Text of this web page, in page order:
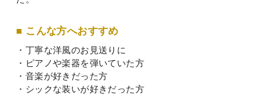
■ こんな方へおすすめ
・丁寧な洋風のお見送りに
・ピアノや楽器を弾いていた方
・音楽が好きだった方
・シックな装いが好きだった方